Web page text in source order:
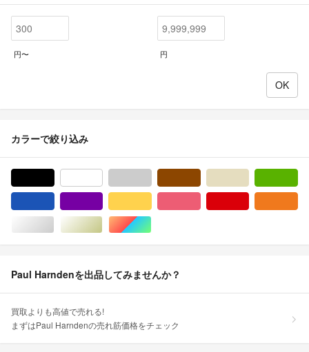
円〜 円
カラーで絞り込み
シルバー/銀色系ゴールド/金色系マルチカラー
Paul Harndenを出品してみませんか？
買取よりも高値で売れる!
まずはPaul Harndenの売れ筋価格をチェック